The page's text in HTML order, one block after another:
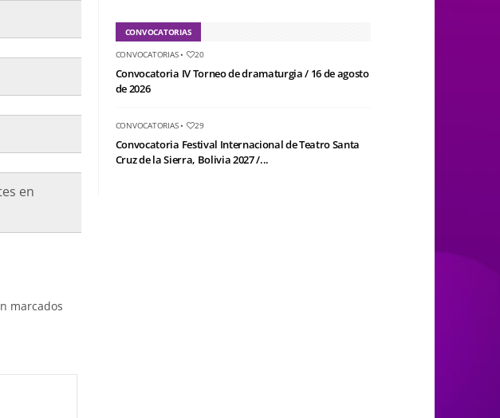
en
marcados
CONVOCATORIAS
CONVOCATORIAS• 20
Convocatoria IV Torneo de dramaturgia / 16 de agosto
de 2026
CONVOCATORIAS• 29
Convocatoria Festival Internacional de Teatro Santa
Cruz de la Sierra, Bolivia 2027 /...